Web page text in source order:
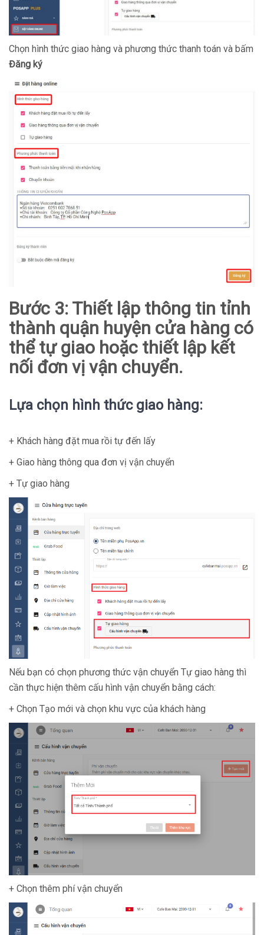
Chọn hình thức giao hàng và phương thức thanh toán và bấm
Đăng ký
Bước 3: Thiết lập thông tin tỉnh
thành quận huyện cửa hàng có
thể tự giao hoặc thiết lập kết
nối đơn vị vận chuyển.
Lựa chọn hình thức giao hàng:
+ Khách hàng đặt mua rồi tự đến lấy
+ Giao hàng thông qua đơn vị vận chuyển
+ Tự giao hàng
Nếu bạn có chọn phương thức vận chuyển Tự giao hàng thì
cần thực hiện thêm cấu hình vận chuyển bằng cách:
+ Chọn Tạo mới và chọn khu vực của khách hàng
+ Chọn thêm phí vận chuyển